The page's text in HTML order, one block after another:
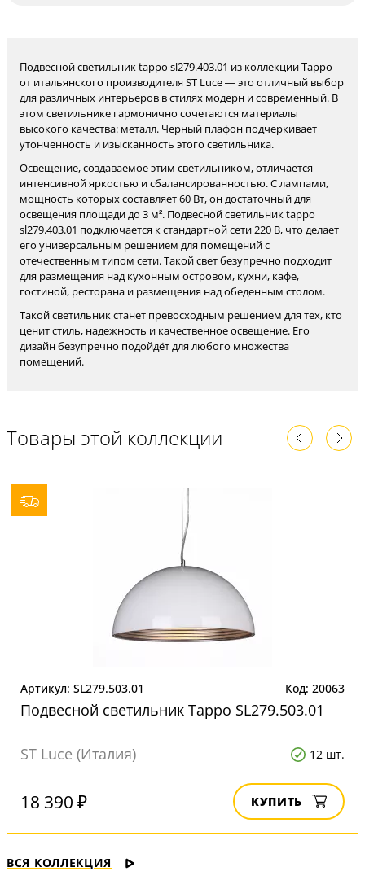
Подвесной светильник tappo sl279.403.01 из коллекции Tappo
от итальянского производителя ST Luce — это отличный выбор
для различных интерьеров в стилях модерн и современный. В
этом светильнике гармонично сочетаются материалы
высокого качества: металл. Черный плафон подчеркивает
утонченность и изысканность этого светильника.
Освещение, создаваемое этим светильником, отличается
интенсивной яркостью и сбалансированностью. С лампами,
мощность которых составляет 60 Вт, он достаточный для
освещения площади до 3 м². Подвесной светильник tappo
sl279.403.01 подключается к стандартной сети 220 В, что делает
его универсальным решением для помещений с
отечественным типом сети. Такой свет безупречно подходит
для размещения над кухонным островом, кухни, кафе,
гостиной, ресторана и размещения над обеденным столом.
Такой светильник станет превосходным решением для тех, кто
ценит стиль, надежность и качественное освещение. Его
дизайн безупречно подойдёт для любого множества
помещений.
Товары этой коллекции
Артикул: SL279.503.01 Код: 20063
Подвесной светильник Tappo SL279.503.01
ST Luce (Италия) 12 шт.
18 390 ₽ КУПИТЬ
ВСЯ КОЛЛЕКЦИЯ